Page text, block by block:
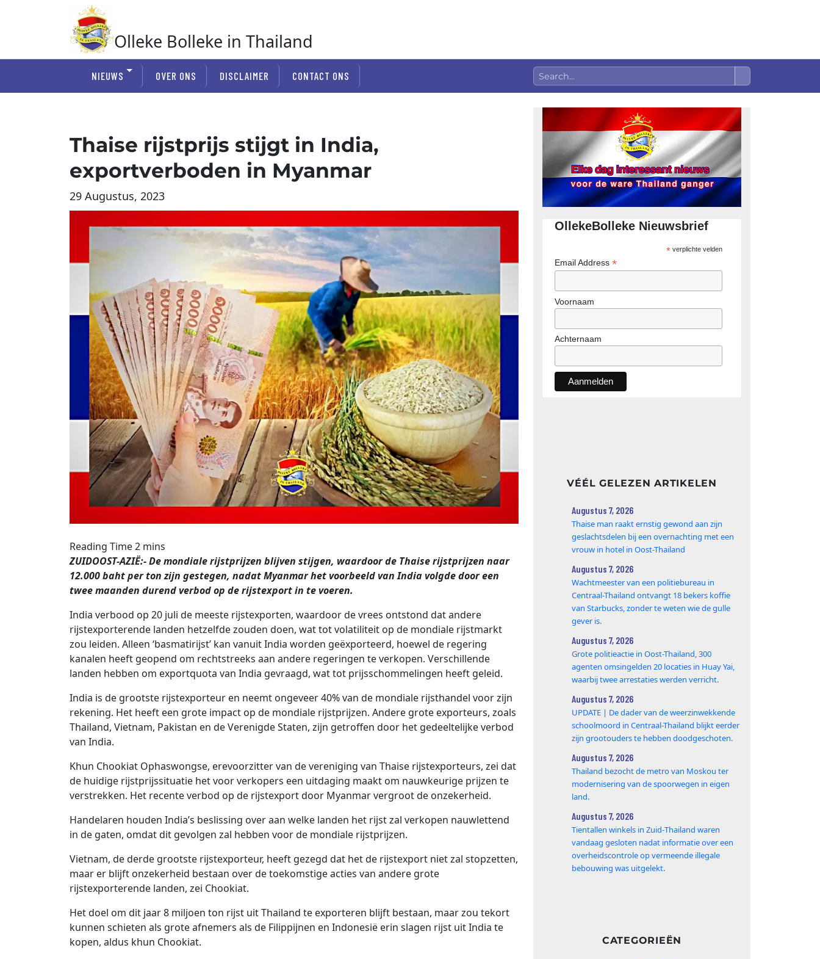
Olleke Bolleke in Thailand
NIEUWS OVER ONS DISCLAIMER CONTACT ONS
Thaise rijstprijs stijgt in India,
exportverboden in Myanmar
29 Augustus, 2023
ZUIDOOST-AZIË:- De mondiale rijstprijzen blijven stijgen, waardoor de Thaise rijstprijzen naar
12.000 baht per ton zijn gestegen, nadat Myanmar het voorbeeld van India volgde door een
twee maanden durend verbod op de rijstexport in te voeren.
India verbood op 20 juli de meeste rijstexporten, waardoor de vrees ontstond dat andere
rijstexporterende landen hetzelfde zouden doen, wat tot volatiliteit op de mondiale rijstmarkt
zou leiden. Alleen ‘basmatirijst’ kan vanuit India worden geëxporteerd, hoewel de regering
kanalen heeft geopend om rechtstreeks aan andere regeringen te verkopen. Verschillende
landen hebben om exportquota van India gevraagd, wat tot prijsschommelingen heeft geleid.
India is de grootste rijstexporteur en neemt ongeveer 40% van de mondiale rijsthandel voor zijn
rekening. Het heeft een grote impact op de mondiale rijstprijzen. Andere grote exporteurs, zoals
Thailand, Vietnam, Pakistan en de Verenigde Staten, zijn getroffen door het gedeeltelijke verbod
van India.
Khun Chookiat Ophaswongse, erevoorzitter van de vereniging van Thaise rijstexporteurs, zei dat
de huidige rijstprijssituatie het voor verkopers een uitdaging maakt om nauwkeurige prijzen te
verstrekken. Het recente verbod op de rijstexport door Myanmar vergroot de onzekerheid.
Handelaren houden India’s beslissing over aan welke landen het rijst zal verkopen nauwlettend
in de gaten, omdat dit gevolgen zal hebben voor de mondiale rijstprijzen.
Vietnam, de derde grootste rijstexporteur, heeft gezegd dat het de rijstexport niet zal stopzetten,
maar er blijft onzekerheid bestaan ​​over de toekomstige acties van andere grote
rijstexporterende landen, zei Chookiat.
Het doel om dit jaar 8 miljoen ton rijst uit Thailand te exporteren blijft bestaan, maar zou tekort
kunnen schieten als grote afnemers als de Filippijnen en Indonesië erin slagen rijst uit India te
kopen, aldus khun Chookiat.
OllekeBolleke Nieuwsbrief
*verplichte velden
Email Address *
Voornaam
Achternaam
VÉÉL GELEZEN ARTIKELEN
Augustus 7, 2026
Thaise man raakt ernstig gewond aan zijn
geslachtsdelen bij een overnachting met een
vrouw in hotel in Oost-Thailand
Augustus 7, 2026
Wachtmeester van een politiebureau in
Centraal-Thailand ontvangt 18 bekers koffie
van Starbucks, zonder te weten wie de gulle
gever is.
Augustus 7, 2026
Grote politieactie in Oost-Thailand, 300
agenten omsingelden 20 locaties in Huay Yai,
waarbij twee arrestaties werden verricht.
Augustus 7, 2026
UPDATE | De dader van de weerzinwekkende
schoolmoord in Centraal-Thailand blijkt eerder
zijn grootouders te hebben doodgeschoten.
Augustus 7, 2026
Thailand bezocht de metro van Moskou ter
modernisering van de spoorwegen in eigen
land.
Augustus 7, 2026
Tientallen winkels in Zuid‑Thailand waren
vandaag gesloten nadat informatie over een
overheidscontrole op vermeende illegale
bebouwing was uitgelekt.
CATEGORIEËN